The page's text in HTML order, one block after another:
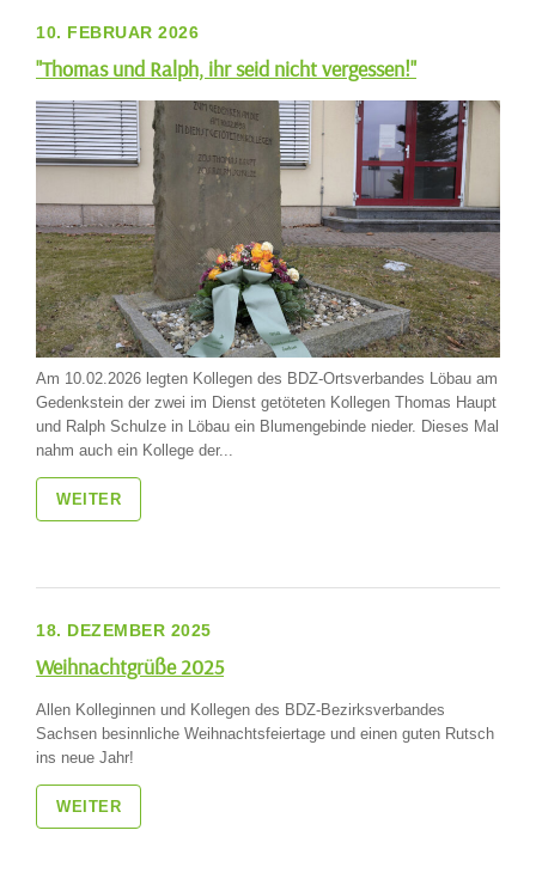
10. FEBRUAR 2026
"Thomas und Ralph, ihr seid nicht vergessen!"
Am 10.02.2026 legten Kollegen des BDZ-Ortsverbandes Löbau am
Gedenkstein der zwei im Dienst getöteten Kollegen Thomas Haupt
und Ralph Schulze in Löbau ein Blumengebinde nieder. Dieses Mal
nahm auch ein Kollege der...
WEITER
18. DEZEMBER 2025
Weihnachtgrüße 2025
Allen Kolleginnen und Kollegen des BDZ-Bezirksverbandes
Sachsen besinnliche Weihnachtsfeiertage und einen guten Rutsch
ins neue Jahr!
WEITER